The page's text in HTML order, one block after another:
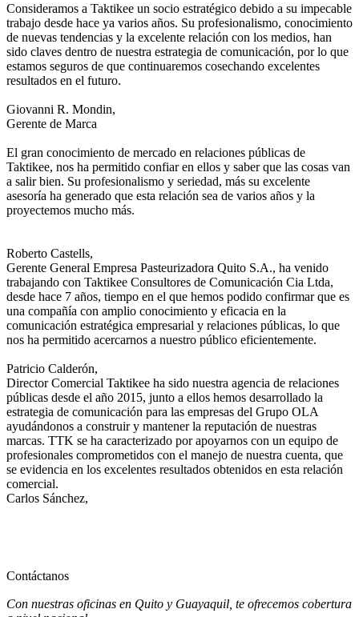
Consideramos a Taktikee un socio estratégico debido a su impecable
trabajo desde hace ya varios años. Su profesionalismo, conocimiento
de nuevas tendencias y la excelente relación con los medios, han
sido claves dentro de nuestra estrategia de comunicación, por lo que
estamos seguros de que continuaremos cosechando excelentes
resultados en el futuro.
Giovanni R. Mondin,
Gerente de Marca
El gran conocimiento de mercado en relaciones públicas de
Taktikee, nos ha permitido confiar en ellos y saber que las cosas van
a salir bien. Su profesionalismo y seriedad, más su excelente
asesoría ha generado que esta relación sea de varios años y la
proyectemos mucho más.
Roberto Castells,
Gerente General Empresa Pasteurizadora Quito S.A., ha venido
trabajando con Taktikee Consultores de Comunicación Cia Ltda,
desde hace 7 años, tiempo en el que hemos podido confirmar que es
una compañía con amplio conocimiento y eficacia en la
comunicación estratégica empresarial y relaciones públicas, lo que
nos ha permitido acercarnos a nuestro público eficientemente.
Patricio Calderón,
Director Comercial Taktikee ha sido nuestra agencia de relaciones
públicas desde el año 2015, junto a ellos hemos desarrollado la
estrategia de comunicación para las empresas del Grupo OLA
ayudándonos a construir y mantener la reputación de nuestras
marcas. TTK se ha caracterizado por apoyarnos con un equipo de
profesionales comprometidos con el manejo de nuestra cuenta, que
se evidencia en los excelentes resultados obtenidos en esta relación
comercial.
Carlos Sánchez,
Contáctanos
Con nuestras oficinas en Quito y Guayaquil, te ofrecemos cobertura